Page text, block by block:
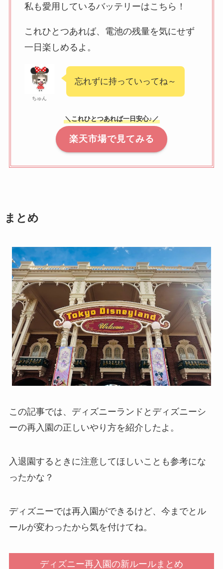
私も愛用しているバッテリーはこちら！
これひとつあれば、電池の残量を気にせず
一日楽しめるよ。
ちゅん
忘れずに持っていってね～
＼これひとつあれば一日安心♪／
楽天市場で見てみる
まとめ
この記事では、ディズニーランドとディズニーシ
ーの再入園の正しいやり方を紹介したよ。
入退園するときに注意してほしいことも参考にな
ったかな？
ディズニーでは再入園ができるけど、今までとル
ールが変わったから気を付けてね。
ディズニー再入園の新ルールまとめ